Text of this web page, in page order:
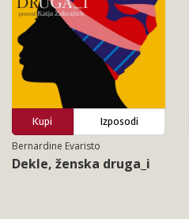
Kupi
Izposodi
Bernardine Evaristo
Dekle, ženska druga_i